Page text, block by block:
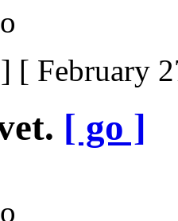
] [ February
[ go ]